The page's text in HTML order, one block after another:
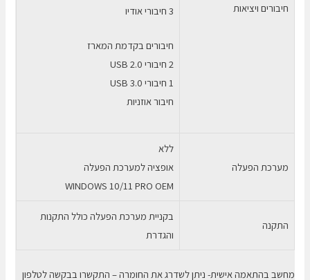
חיבורים ויציאות
3 חיבורי אודיו
חיבורים בקדמת המארז
2 חיבורי USB 2.0
1 חיבורי USB 3.0
חיבור אוזניות
מערכת הפעלה
ללא
אופציה למערכת הפעלה
WINDOWS 10/11 PRO OEM
התקנה
בקניית מערכת הפעלה כולל התקנות
והגדרת
מחשב בהתאמה אישית- ניתן לשדרג את החומרה – התקשרו בבקשה לטלפון